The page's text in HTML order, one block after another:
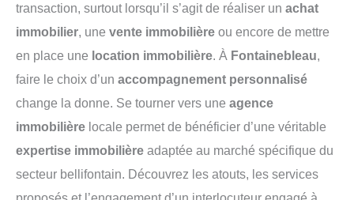
transaction, surtout lorsqu’il s’agit de réaliser un achat
immobilier, une vente immobilière ou encore de mettre
en place une location immobilière. À Fontainebleau,
faire le choix d’un accompagnement personnalisé
change la donne. Se tourner vers une agence
immobilière locale permet de bénéficier d’une véritable
expertise immobilière adaptée au marché spécifique du
secteur bellifontain. Découvrez les atouts, les services